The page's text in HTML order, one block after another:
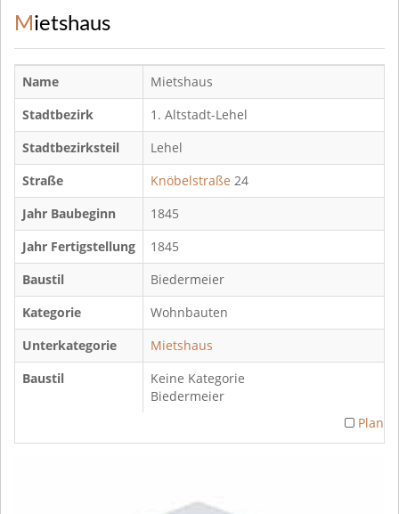
Mietshaus
Name
Mietshaus
Stadtbezirk
1. Altstadt-Lehel
Stadtbezirksteil
Lehel
Straße
Knöbelstraße 24
Jahr Baubeginn
1845
Jahr Fertigstellung
1845
Baustil
Biedermeier
Kategorie
Wohnbauten
Unterkategorie
Mietshaus
Baustil
Keine Kategorie
Biedermeier
Plan